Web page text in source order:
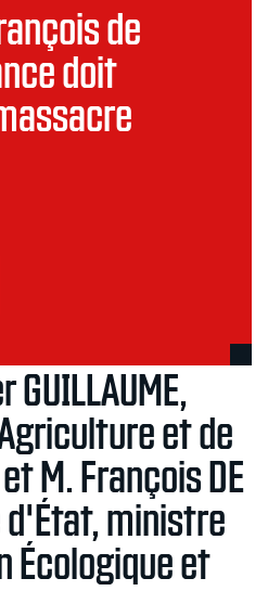
de
doit
et de
M. François DE
d'État, ministre
Écologique et